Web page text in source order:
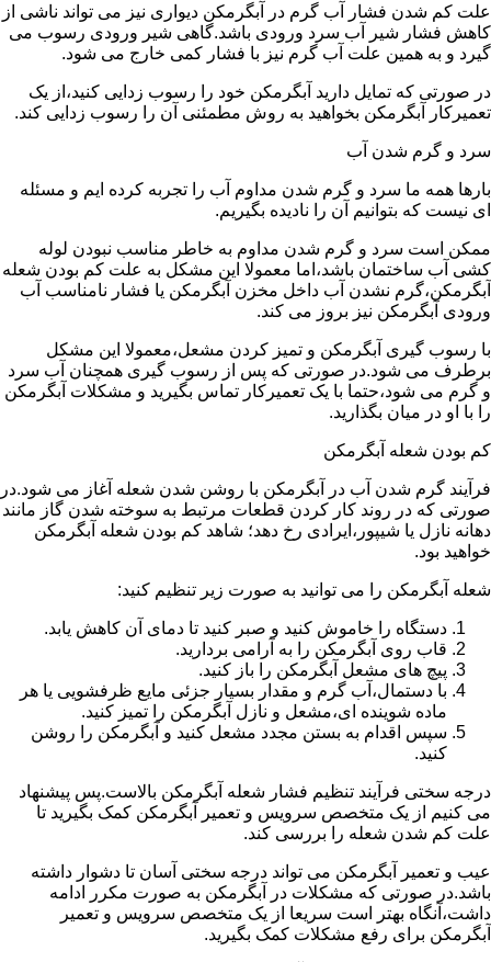
علت کم شدن فشار آب گرم در آبگرمکن دیواری نیز می تواند ناشی از
کاهش فشار شیر آب سرد ورودی باشد.گاهی شیر ورودی رسوب می
گیرد و به همین علت آب گرم نیز با فشار کمی خارج می شود.
در صورتی که تمایل دارید آبگرمکن خود را رسوب زدایی کنید،از یک
تعمیرکار آبگرمکن بخواهید به روش مطمئنی آن را رسوب زدایی کند.
سرد و گرم شدن آب
بارها همه ما سرد و گرم شدن مداوم آب را تجربه کرده ایم و مسئله
ای نیست که بتوانیم آن را نادیده بگیریم.
ممکن است سرد و گرم شدن مداوم به خاطر مناسب نبودن لوله
کشی آب ساختمان باشد،اما معمولا این مشکل به علت کم بودن شعله
آبگرمکن،گرم نشدن آب داخل مخزن آبگرمکن یا فشار نامناسب آب
ورودی آبگرمکن نیز بروز می کند.
با رسوب گیری آبگرمکن و تمیز کردن مشعل،معمولا این مشکل
برطرف می شود.در صورتی که پس از رسوب گیری همچنان آب سرد
و گرم می شود،حتما با یک تعمیرکار تماس بگیرید و مشکلات آبگرمکن
را با او در میان بگذارید.
کم بودن شعله آبگرمکن
فرآیند گرم شدن آب در آبگرمکن با روشن شدن شعله آغاز می شود.در
صورتی که در روند کار کردن قطعات مرتبط به سوخته شدن گاز مانند
دهانه نازل یا شیپور،ایرادی رخ دهد؛ شاهد کم بودن شعله آبگرمکن
خواهید بود.
شعله آبگرمکن را می توانید به صورت زیر تنظیم کنید:
دستگاه را خاموش کنید و صبر کنید تا دمای آن کاهش یابد.
قاب روی آبگرمکن را به آرامی بردارید.
پیچ های مشعل آبگرمکن را باز کنید.
با دستمال،آب گرم و مقدار بسیار جزئی مایع ظرفشویی یا هر
ماده شوینده ای،مشعل و نازل آبگرمکن را تمیز کنید.
سپس اقدام به بستن مجدد مشعل کنید و آبگرمکن را روشن
کنید.
درجه سختی فرآیند تنظیم فشار شعله آبگرمکن بالاست.پس پیشنهاد
می کنیم از یک متخصص سرویس و تعمیر آبگرمکن کمک بگیرید تا
علت کم شدن شعله را بررسی کند.
عیب و تعمیر آبگرمکن می تواند درجه سختی آسان تا دشوار داشته
باشد.در صورتی که مشکلات در آبگرمکن به صورت مکرر ادامه
داشت،آنگاه بهتر است سریعا از یک متخصص سرویس و تعمیر
آبگرمکن برای رفع مشکلات کمک بگیرید.